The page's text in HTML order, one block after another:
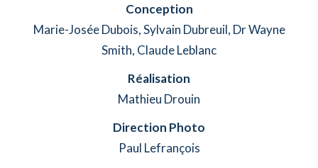
Conception
Marie-Josée Dubois, Sylvain Dubreuil, Dr Wayne
Smith, Claude Leblanc
Réalisation
Mathieu Drouin
Direction Photo
Paul Lefrançois